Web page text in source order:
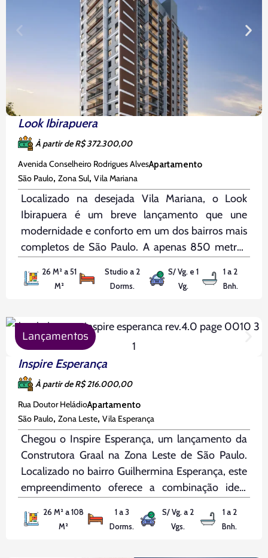
Look Ibirapuera
À partir de R$ 372.300,00
Avenida Conselheiro Rodrigues AlvesApartamento
São Paulo, Zona Sul, Vila Mariana
Localizado na desejada Vila Mariana, o Look
Ibirapuera é um breve lançamento que une
modernidade e conforto em um dos bairros mais
completos de São Paulo. A apenas 850 metros
Parque Ibirapuera, você estará conectado ao
26 M² a 51
M²
Studio a 2
Dorms.
S/ Vg. e 1
Vg.
1 a 2
Bnh.
Inspire Esperança
À partir de R$ 216.000,00
Rua Doutor HeládioApartamento
São Paulo, Zona Leste, Vila Esperança
Chegou o Inspire Esperança, um lançamento da
Construtora Graal na Zona Leste de São Paulo.
Localizado no bairro Guilhermina Esperança, este
empreendimento oferece a combinação ideal
região que cresce e se valoriza a cada dia. A
Lançamentos
26 M² a 108
M²
1 a 3
Dorms.
S/ Vg. a 2
Vgs.
1 a 2
Bnh.